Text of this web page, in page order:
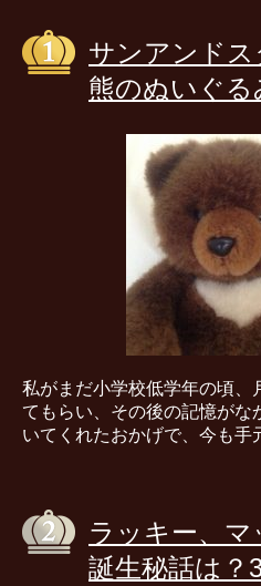
サンアンドス
熊のぬいぐる
私がまだ小学校低学年の頃、
てもらい、その後の記憶がな
いてくれたおかげで、今も手
ラッキー、
誕生秘話は？